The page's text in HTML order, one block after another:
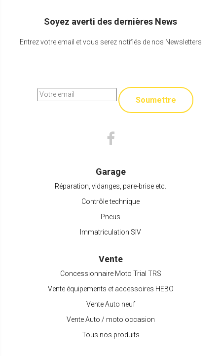
Soyez averti des dernières News
Entrez votre email et vous serez notifiés de nos Newsletters
Soumettre
Garage
Réparation, vidanges, pare-brise etc.
Contrôle technique
Pneus
Immatriculation SIV
Vente
Concessionnaire Moto Trial TRS
Vente équipements et accessoires HEBO
Vente Auto neuf
Vente Auto / moto occasion
Tous nos produits